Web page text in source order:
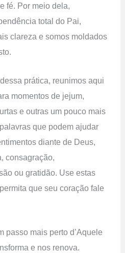
fé. Por meio dela,
total do Pai,
clareza e somos moldados
prática, reunimos aqui
momentos de jejum,
e outras um pouco mais
que podem ajudar
diante de Deus,
consagração,
ou gratidão. Use estas
que seu coração fale
passo mais perto d’Aquele
e nos renova.